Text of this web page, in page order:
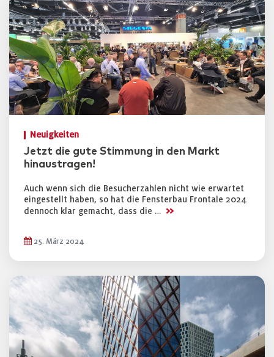
Neuigkeiten
Jetzt die gute Stimmung in den Markt
hinaustragen!
Auch wenn sich die Besucherzahlen nicht wie erwartet
eingestellt haben, so hat die Fensterbau Frontale 2024
dennoch klar gemacht, dass die … >>
25. März 2024